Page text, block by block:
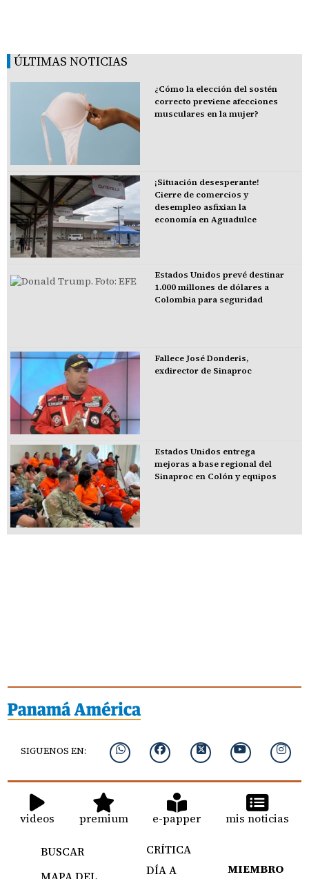
ÚLTIMAS NOTICIAS
¿Cómo la elección del sostén
correcto previene afecciones
musculares en la mujer?
¡Situación desesperante!
Cierre de comercios y
desempleo asfixian la
economía en Aguadulce
Estados Unidos prevé destinar
1.000 millones de dólares a
Colombia para seguridad
Fallece José Donderis,
exdirector de Sinaproc
Estados Unidos entrega
mejoras a base regional del
Sinaproc en Colón y equipos
SIGUENOS EN:
videos premium e-papper mis noticias
BUSCAR
CRÍTICA
DÍA A
MIEMBRO